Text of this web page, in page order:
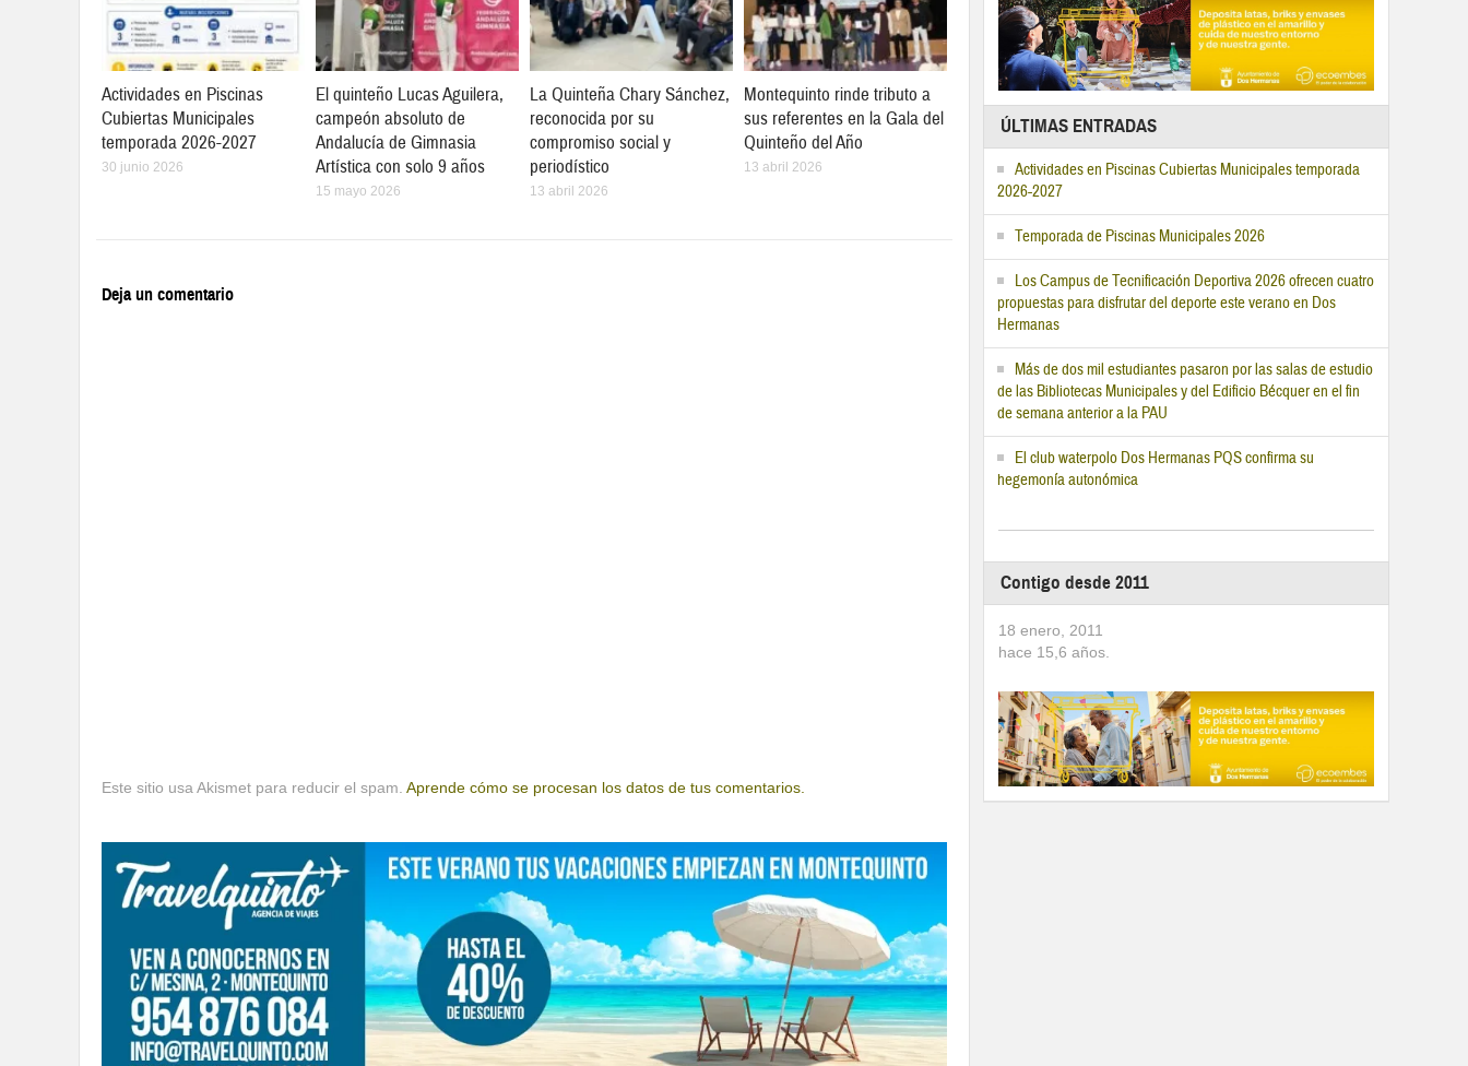
Actividades en Piscinas
Cubiertas Municipales
temporada 2026-2027
30 junio 2026
El quinteño Lucas Aguilera,
campeón absoluto de
Andalucía de Gimnasia
Artística con solo 9 años
15 mayo 2026
La Quinteña Chary Sánchez,
reconocida por su
compromiso social y
periodístico
13 abril 2026
Montequinto rinde tributo a
sus referentes en la Gala del
Quinteño del Año
13 abril 2026
Deja un comentario
Este sitio usa Akismet para reducir el spam. Aprende cómo se procesan los datos de tus comentarios.
ÚLTIMAS ENTRADAS
Actividades en Piscinas Cubiertas Municipales temporada
2026-2027
Temporada de Piscinas Municipales 2026
Los Campus de Tecnificación Deportiva 2026 ofrecen cuatro
propuestas para disfrutar del deporte este verano en Dos
Hermanas
Más de dos mil estudiantes pasaron por las salas de estudio
de las Bibliotecas Municipales y del Edificio Bécquer en el fin
de semana anterior a la PAU
El club waterpolo Dos Hermanas PQS confirma su
hegemonía autonómica
Contigo desde 2011
18 enero, 2011
hace 15,6 años.